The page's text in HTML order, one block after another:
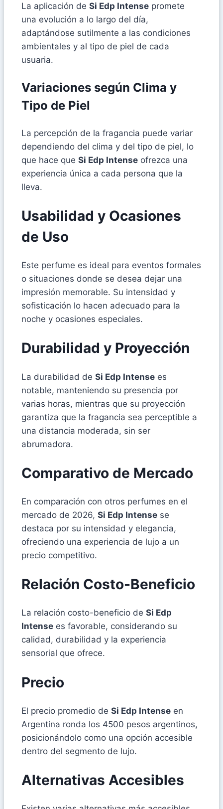
La aplicación de Si Edp Intense promete
una evolución a lo largo del día,
adaptándose sutilmente a las condiciones
ambientales y al tipo de piel de cada
usuaria.
Variaciones según Clima y
Tipo de Piel
La percepción de la fragancia puede variar
dependiendo del clima y del tipo de piel, lo
que hace que Si Edp Intense ofrezca una
experiencia única a cada persona que la
lleva.
Usabilidad y Ocasiones
de Uso
Este perfume es ideal para eventos formales
o situaciones donde se desea dejar una
impresión memorable. Su intensidad y
sofisticación lo hacen adecuado para la
noche y ocasiones especiales.
Durabilidad y Proyección
La durabilidad de Si Edp Intense es
notable, manteniendo su presencia por
varias horas, mientras que su proyección
garantiza que la fragancia sea perceptible a
una distancia moderada, sin ser
abrumadora.
Comparativo de Mercado
En comparación con otros perfumes en el
mercado de 2026, Si Edp Intense se
destaca por su intensidad y elegancia,
ofreciendo una experiencia de lujo a un
precio competitivo.
Relación Costo-Beneficio
La relación costo-beneficio de Si Edp
Intense es favorable, considerando su
calidad, durabilidad y la experiencia
sensorial que ofrece.
Precio
El precio promedio de Si Edp Intense en
Argentina ronda los 4500 pesos argentinos,
posicionándolo como una opción accesible
dentro del segmento de lujo.
Alternativas Accesibles